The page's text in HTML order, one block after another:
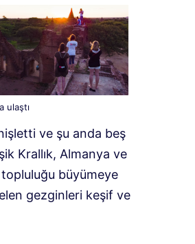
ulaştı
ve şu anda beş
Krallık, Almanya ve
topluluğu büyümeye
gezginleri keşif ve